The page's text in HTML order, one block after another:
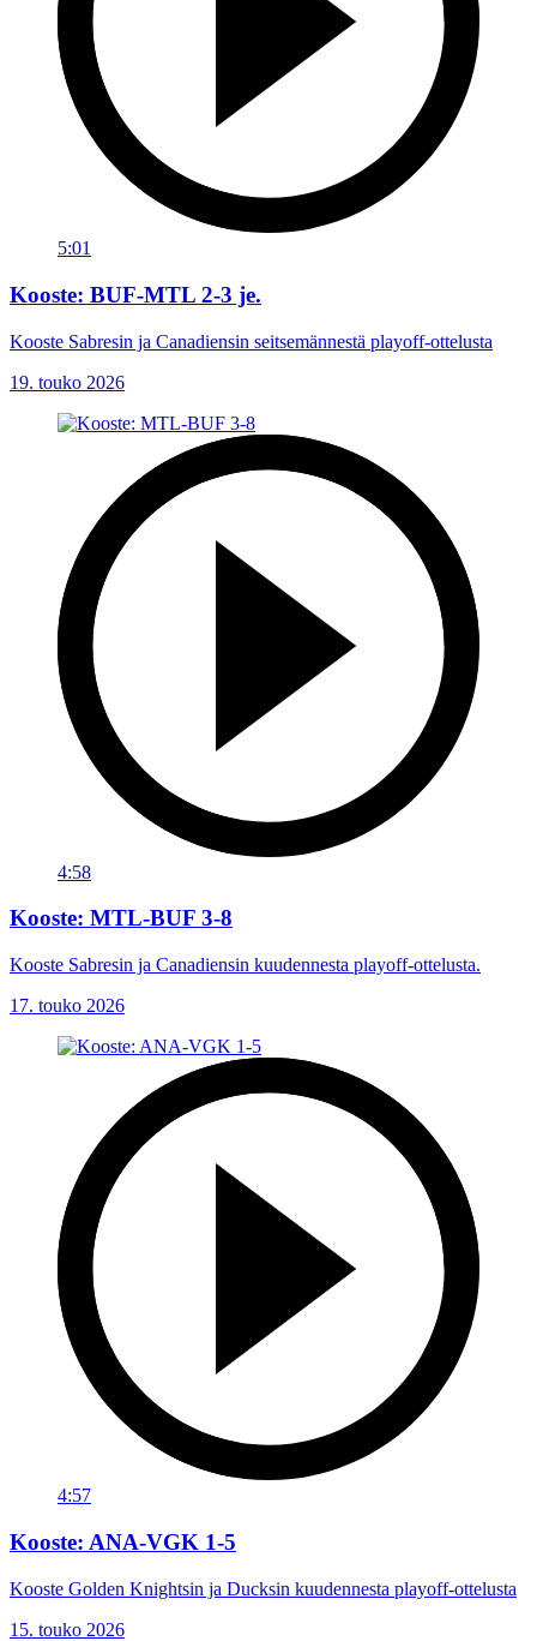
5:01
Kooste: BUF-MTL 2-3 je.
Kooste Sabresin ja Canadiensin seitsemännestä playoff-ottelusta
19. touko 2026
4:58
Kooste: MTL-BUF 3-8
Kooste Sabresin ja Canadiensin kuudennesta playoff-ottelusta.
17. touko 2026
4:57
Kooste: ANA-VGK 1-5
Kooste Golden Knightsin ja Ducksin kuudennesta playoff-ottelusta
15. touko 2026